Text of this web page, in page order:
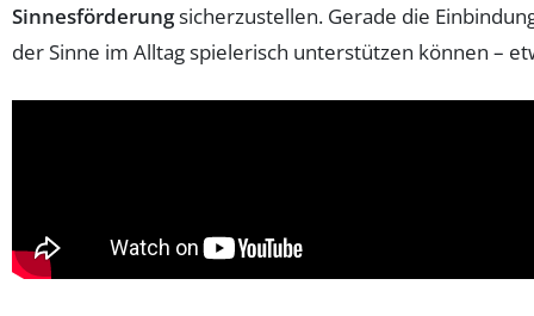
Sinnesförderungsicherzustellen. Gerade die
der Sinne im Alltag spielerisch unterstützen können –